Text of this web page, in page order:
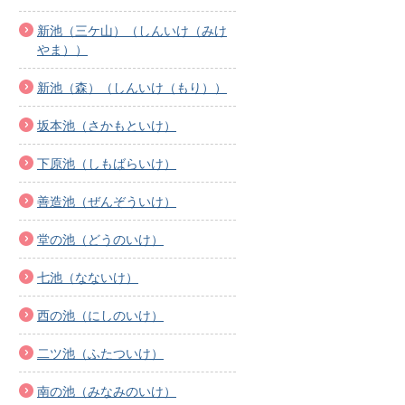
新池（三ケ山）（しんいけ（みけ
やま））
新池（森）（しんいけ（もり））
坂本池（さかもといけ）
下原池（しもばらいけ）
善造池（ぜんぞういけ）
堂の池（どうのいけ）
七池（なないけ）
西の池（にしのいけ）
二ツ池（ふたついけ）
南の池（みなみのいけ）